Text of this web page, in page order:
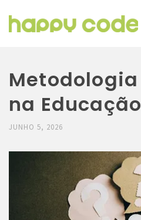
na Educação
JUNHO 5, 2026